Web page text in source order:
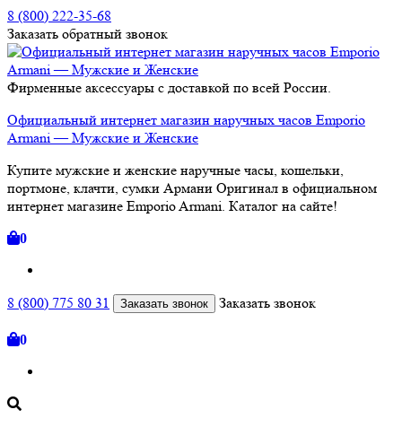
8 (800) 222-35-68
Заказать обратный звонок
Фирменные аксессуары с доставкой по всей России.
Официальный интернет магазин наручных часов Emporio
Armani — Мужские и Женские
Купите мужские и женские наручные часы, кошельки,
портмоне, клачти, сумки Армани Оригинал в официальном
интернет магазине Emporio Armani. Каталог на сайте!
0
8 (800) 775 80 31 Заказать звонок Заказать звонок
0